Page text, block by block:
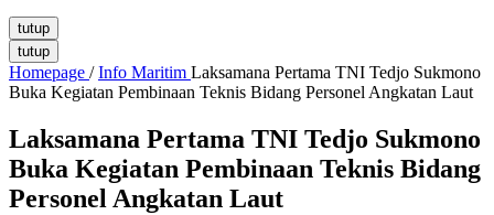
tutup
tutup
Homepage / Info Maritim Laksamana Pertama TNI Tedjo Sukmono
Buka Kegiatan Pembinaan Teknis Bidang Personel Angkatan Laut
Laksamana Pertama TNI Tedjo Sukmono
Buka Kegiatan Pembinaan Teknis Bidang
Personel Angkatan Laut